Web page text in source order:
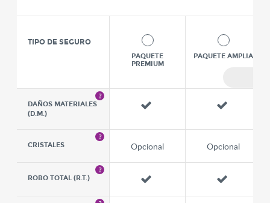
TIPO DE SEGURO
DAÑOS MATERIALES
(D.M.)
CRISTALES
ROBO TOTAL (R.T.)
PAQUETE
PREMIUM
Opcional
PAQUETE AMPLIA
Opcional